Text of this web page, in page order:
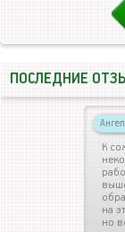
ПОСЛЕДНИЕ
К
на
но